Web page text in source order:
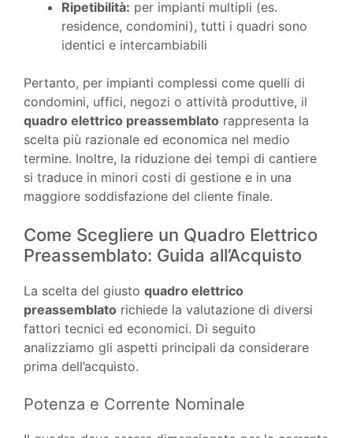
Ripetibilità: per impianti multipli (es.
residence, condomini), tutti i quadri sono
identici e intercambiabili
Pertanto, per impianti complessi come quelli di
condomini, uffici, negozi o attività produttive, il
quadro elettrico preassemblato rappresenta la
scelta più razionale ed economica nel medio
termine. Inoltre, la riduzione dei tempi di cantiere
si traduce in minori costi di gestione e in una
maggiore soddisfazione del cliente finale.
Come Scegliere un Quadro Elettrico
Preassemblato: Guida all’Acquisto
La scelta del giusto quadro elettrico
preassemblato richiede la valutazione di diversi
fattori tecnici ed economici. Di seguito
analizziamo gli aspetti principali da considerare
prima dell’acquisto.
Potenza e Corrente Nominale